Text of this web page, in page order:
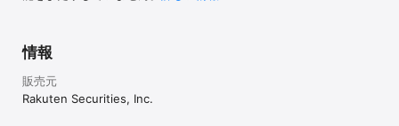
銘柄名や銘柄コード、業種別指数一覧、テーマ、チャートの形状、
スーパースクリーナーなどから銘柄を検索できます。検索条件を保
存したり、検索結果を履歴に残すことも可能です。
■プロ注文
情報
販売元
Rakuten Securities, Inc.